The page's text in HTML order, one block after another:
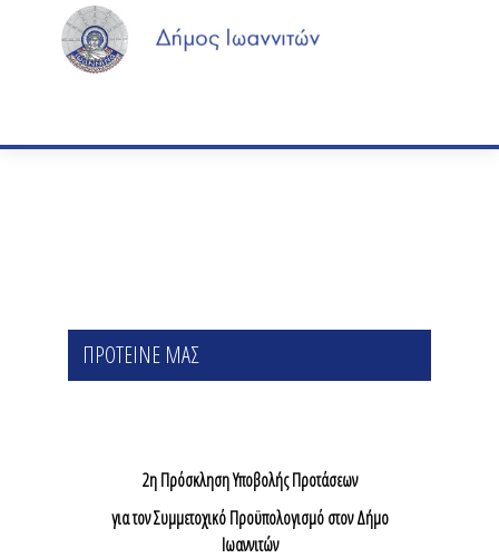
ΠΡΟΤΕΙΝΕ ΜΑΣ
2η Πρόσκληση Υποβολής Προτάσεων
για τον Συμμετοχικό Προϋπολογισμό στον Δήμο
Ιωαννιτών